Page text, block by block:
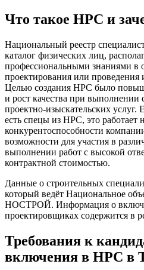
Что такое НРС и
Национальный реестр
каталог физических лиц,
профессиональными знаниями в
проектирования или проведения
Целью создания НРС было
и рост качества при выполнении
проектно-изыскательских услуг.
есть спецы из НРС, это работает
конкурентоспособности
возможности для участия в
выполнении работ с высокой
контрактной стоимостью.
Данные о строительных
который ведёт Национальное
НОСТРОЙ. Информация о
проектировщиках содержится в
Требования к
включения в НРС в